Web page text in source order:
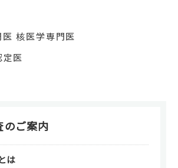
核医学専門医
医
ご案内
は